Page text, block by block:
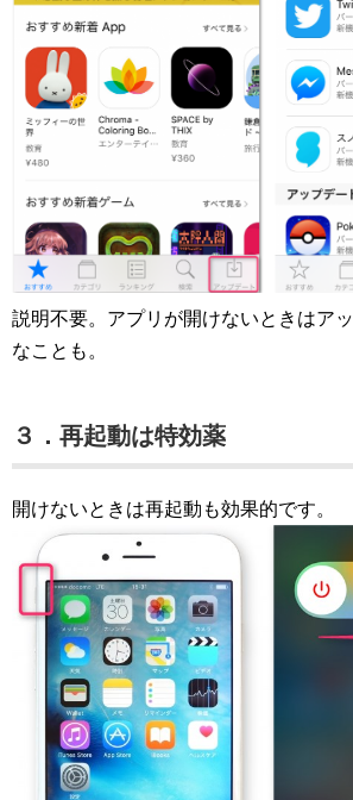
説明不要。アプリが開けないときはア
なことも。
３．再起動は特効薬
開けないときは再起動も効果的です。